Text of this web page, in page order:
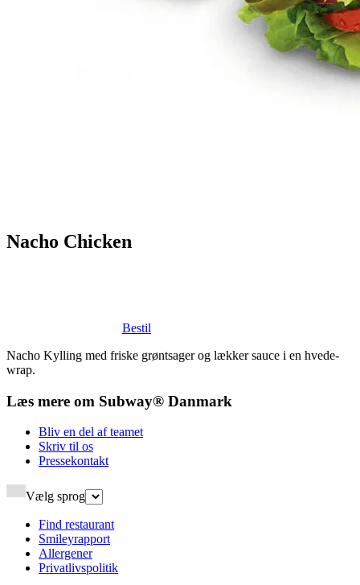
Nacho Chicken​​​​‌ ‍ ​‍​‍‌‍ ‌ ​‍‌‍‍‌‌‍‌ ‌‍‍‌‌‍ ‍​‍​‍​ ‍‍​‍​‍‌ ​ ‌‍​‌‌‍ ‍‌‍‍‌‌ ‌​‌ ‍‌​‍ ‍‌‍‍‌‌‍ ​‍​‍​‍ ​​‍​‍‌‍‍​‌ ​‍‌‍‌‌‌‍‌‍​‍​‍​ ‍‍​‍​‍‌‍‍​‌ ‌​‌ ‌​‌ ​​‌ ​ ​ ‍‍​‍ ​‍ ‌‍ ‍‌‍ ‌ ​‍‌‍‌​‌‍‍‌‌‍​ ​‍ ‌‌‍​‍‌‍‍‌‌ ‌​‌‍‌‌‌ ​ ​‍ ‌‌‍‌ ‌ ​‍‌‍ ‌ ‌‌‌ ​​​‍ ‌‌ ​ ‌ ‌​‌ ‌‌‌‍‌​‌‍‍‌‌‍ ​‍ ‍‌ ‌‍‌‍‌‌‌ ​‍‌‍​ ‌‍‌‌‌‍ ​​‍ ‍‌‍​‌‌ ​​‌ ​​​‍ ‌‍‍‌‌‍ ‍‌ ‌​‌‍‌‌‌‍ ‍‌ ‌​​‍ ‌‍‌‌‌‍‌​‌‍‍‌‌ ‌​​‍ ‌‍ ‌‌‍ ‌‍‌​‌‍‌‌​ ‌‌ ​​‌ ​‍‌‍‌‌‌ ​ ‌‍‌‌‌‍ ‍‌ ‌​‌‍​‌‌ ‌​‌‍‍‌‌‍ ‌‍ ‍​ ‍ ‌‍‍‌‌‍‌​​ ‌​ ‌‌​ ‍​​ ​ ‌‍‌​‌‍​ ​ ‌​‌‍‌​‌‍‌‍​‍ ‌‌‍​ ​ ‌‍‌‍​ ​ ​‌​‍ ‌​ ‌​​ ‌ ​ ‌‌​ ‌​​‍ ‌‌‍​‌​ ‌ ‌‍​‍​ ​‍​‍ ‌​ ‌ ‌‍‌​‌‍‌‍​ ​‌​ ​‌​ ​‌​ ‍‌‌‍‌​‌‍​ ‌‍​ ‌‍‌​​ ​‌​ ‍ ‌ ‌​‌ ‍‌‌ ​​‌‍‌‌​ ‌‌ ​​‌ ​‍‌‍ ‌‍‌​‌ ‌‌‌‍​ ‌ ‌​​ ‍ ‌ ​​‌‍​‌‌ ‌​‌‍‍​​ ‌‌‍ ‍‌‍​‌‌‍ ‌‌‍‌‌​‍‌‌​ ‌‌‌​​‍‌‌ ‌‍‍ ‌‍‌‌‌ ‍‌​‍‌‌​ ​ ‌​‌​​‍‌‌​ ​ ‌​‌​​‍‌‌​ ​‍​ ​‍‌‍‌​‌‍​‌​‍‌‌​ ​‍​ ​‍​‍‌‌​ ‌‌‌​‌​​‍ ‍‌ ‌‍‌‍​‌‌‍ ​‌ ‌‌‌‍‌‌​ ‌‍​‍‌‍​‌‌ ​ ‌‍‌‌‌‌‌‌‌ ​‍‌‍ ​​ ‌‌‍‍​‌ ‌​‌ ‌​‌ ​​‌ ​ ​‍‌‌​ ​ ‌​​‌​‍‌‌​ ​‍‌​‌‍​‍‌‌​ ​‍‌​‌‍‌‍ ‍‌‍ ‌ ​‍‌‍‌​‌‍‍‌‌‍​ ​‍ ‌‌‍​‍‌‍‍‌‌ ‌​‌‍‌‌‌ ​ ​‍ ‌‌‍‌ ‌ ​‍‌‍ ‌ ‌‌‌ ​​​‍ ‌‌ ​ ‌ ‌​‌ ‌‌‌‍‌​‌‍‍‌‌‍ ​‍ ‍‌ ‌‍‌‍‌‌‌ ​‍‌‍​ ‌‍‌‌‌‍ ​​‍ ‍‌‍​‌‌ ​​‌ ​​​‍‌‍‌‍‍‌‌‍‌​​ ‌​ ‌‌​ ‍​​ ​ ‌‍‌​‌‍​ ​ ‌​‌‍‌​‌‍‌‍​‍ ‌‌‍​ ​ ‌‍‌‍​ ​ ​‌​‍ ‌​ ‌​​ ‌ ​ ‌‌​ ‌​​‍ ‌‌‍​‌​ ‌ ‌‍​‍​ ​‍​‍ ‌​ ‌ ‌‍‌​‌‍‌‍​ ​‌​ ​‌​ ​‌​ ‍‌‌‍‌​‌‍​ ‌‍​ ‌‍‌​​ ​‌​‍‌‍‌ ‌​‌ ‍‌‌ ​​‌‍‌‌​ ‌‌ ​​‌ ​‍‌‍ ‌‍‌​‌ ‌‌‌‍​ ‌ ‌​​‍‌‍‌ ​​‌‍​‌‌ ‌​‌‍‍​​ ‌‌‍ ‍‌‍​‌‌‍ ‌‌‍‌‌​‍‌‌​ ‌‌‌​​‍‌‌ ‌‍‍ ‌‍‌‌‌ ‍‌​‍‌‌​ ​ ‌​‌​​‍‌‌​ ​ ‌​‌​​‍‌‌​ ​‍​ ​‍‌‍‌​‌‍​‌​‍‌‌​ ​‍​ ​‍​‍‌‌​ ‌‌‌​‌​​‍ ‍‌ ‌‍‌‍​‌‌‍ ​‌ ‌‌‌‍‌‌​‍‌‍‌ ​​‌‍‌‌‌ ​‍‌ ​ ‌ ​​‌‍‌‌‌‍​ ‌ ‌​‌‍‍‌‌ ‌‍‌‍‌‌​ ‌‌ ​​‌ ‌‌‌‍​‍‌‍ ​‌‍‍‌‌ ​ ‌‍‍​‌‍‌‌‌‍‌​​‍​‍‌ ‌
Bestil
Nacho Kylling med friske grøntsager og lækker sauce i en hvede-
wrap.​​​​‌ ‍ ​‍​‍‌‍ ‌ ​‍‌‍‍‌‌‍‌ ‌‍‍‌‌‍ ‍​‍​‍​ ‍‍​‍​‍‌ ​ ‌‍​‌‌‍ ‍‌‍‍‌‌ ‌​‌ ‍‌​‍ ‍‌‍‍‌‌‍ ​‍​‍​‍ ​​‍​‍‌‍‍​‌ ​‍‌‍‌‌‌‍‌‍​‍​‍​ ‍‍​‍​‍‌‍‍​‌ ‌​‌ ‌​‌ ​​‌ ​ ​ ‍‍​‍ ​‍ ‌‍ ‍‌‍ ‌ ​‍‌‍‌​‌‍‍‌‌‍​ ​‍ ‌‌‍​‍‌‍‍‌‌ ‌​‌‍‌‌‌ ​ ​‍ ‌‌‍‌ ‌ ​‍‌‍ ‌ ‌‌‌ ​​​‍ ‌‌ ​ ‌ ‌​‌ ‌‌‌‍‌​‌‍‍‌‌‍ ​‍ ‍‌ ‌‍‌‍‌‌‌ ​‍‌‍​ ‌‍‌‌‌‍ ​​‍ ‍‌‍​‌‌ ​​‌ ​​​‍ ‌‍‍‌‌‍ ‍‌ ‌​‌‍‌‌‌‍ ‍‌ ‌​​‍ ‌‍‌‌‌‍‌​‌‍‍‌‌ ‌​​‍ ‌‍ ‌‌‍ ‌‍‌​‌‍‌‌​ ‌‌ ​​‌ ​‍‌‍‌‌‌ ​ ‌‍‌‌‌‍ ‍‌ ‌​‌‍​‌‌ ‌​‌‍‍‌‌‍ ‌‍ ‍​ ‍ ‌‍‍‌‌‍‌​​ ‌​ ‌‌​ ‍​​ ​ ‌‍‌​‌‍​ ​ ‌​‌‍‌​‌‍‌‍​‍ ‌‌‍​ ​ ‌‍‌‍​ ​ ​‌​‍ ‌​ ‌​​ ‌ ​ ‌‌​ ‌​​‍ ‌‌‍​‌​ ‌ ‌‍​‍​ ​‍​‍ ‌​ ‌ ‌‍‌​‌‍‌‍​ ​‌​ ​‌​ ​‌​ ‍‌‌‍‌​‌‍​ ‌‍​ ‌‍‌​​ ​‌​ ‍ ‌ ‌​‌ ‍‌‌ ​​‌‍‌‌​ ‌‌ ​​‌ ​‍‌‍ ‌‍‌​‌ ‌‌‌‍​ ‌ ‌​​ ‍ ‌ ​​‌‍​‌‌ ‌​‌‍‍​​ ‌‌‍‌​‌‍‌‌‌ ​ ‌‍​ ‌ ​‍‌‍‍‌‌ ​​‌ ‌​‌‍‍‌‌‍ ‌‍ ‍​‍‌‌​ ‌‌‌​​‍‌‌ ‌‍‍ ‌‍‌‌‌ ‍‌​‍‌‌​ ​ ‌​‌​​‍‌‌​ ​ ‌​‌​​‍‌‌​ ​‍​ ​‍‌‍‌​‌‍​‌​‍‌‌​ ​‍​ ​‍​‍‌‌​ ‌‌‌​‌​​‍ ‍‌ ‌‍‌‍​‌‌‍ ​‌ ‌‌‌‍‌‌​‍ ‍‌ ‌‍‌‍​‌‌‍ ​‌ ‌‌‌‍‌‌​‍‌‌​ ‌‌‌​​‍‌‌ ‌‍‍ ‌‍‌‌‌ ‍‌​‍‌‌​ ​ ‌​‌​​‍‌‌​ ​ ‌​‌​​‍‌‌​ ​‍​ ​‍​ ‌​​ ‌‌‌‍‌​​ ‌‍​ ‍‌​ ‌‌‌‍​‍​ ‌‌​ ‍‌‌‍​ ​ ​​​ ​ ​‍‌‌​ ​‍​ ​‍​‍‌‌​ ‌‌‌​‌​​‍ ‍‌‍​ ‌‍‍​‌‍‍‌‌‍ ​‌‍‌​‌ ​‍‌‍‌‌‌‍ ‍​‍‌‌​ ‌‌‌​​‍‌‌ ‌‍‍ ‌‍‌‌‌ ‍‌​‍‌‌​ ​ ‌​‌​​‍‌‌​ ​ ‌​‌​​‍‌‌​ ​‍​ ​‍‌‍​ ‌‍‌​​ ​​​ ‌‌‌‍​‍​ ‌ ‌‍​ ​ ‌​​ ​​‌‍​ ‌‍​ ‌‍​ ​‍‌‌​ ​‍​ ​‍​‍‌‌​ ‌‌‌​‌​​‍ ‍‌ ‌​‌‍‌‌‌ ‍​‌ ‌​​ ‌‍​‍‌‍​‌‌ ​ ‌‍‌‌‌‌‌‌‌ ​‍‌‍ ​​ ‌‌‍‍​‌ ‌​‌ ‌​‌ ​​‌ ​ ​‍‌‌​ ​ ‌​​‌​‍‌‌​ ​‍‌​‌‍​‍‌‌​ ​‍‌​‌‍‌‍ ‍‌‍ ‌ ​‍‌‍‌​‌‍‍‌‌‍​ ​‍ ‌‌‍​‍‌‍‍‌‌ ‌​‌‍‌‌‌ ​ ​‍ ‌‌‍‌ ‌ ​‍‌‍ ‌ ‌‌‌ ​​​‍ ‌‌ ​ ‌ ‌​‌ ‌‌‌‍‌​‌‍‍‌‌‍ ​‍ ‍‌ ‌‍‌‍‌‌‌ ​‍‌‍​ ‌‍‌‌‌‍ ​​‍ ‍‌‍​‌‌ ​​‌ ​​​‍‌‍‌‍‍‌‌‍‌​​ ‌​ ‌‌​ ‍​​ ​ ‌‍‌​‌‍​ ​ ‌​‌‍‌​‌‍‌‍​‍ ‌‌‍​ ​ ‌‍‌‍​ ​ ​‌​‍ ‌​ ‌​​ ‌ ​ ‌‌​ ‌​​‍ ‌‌‍​‌​ ‌ ‌‍​‍​ ​‍​‍ ‌​ ‌ ‌‍‌​‌‍‌‍​ ​‌​ ​‌​ ​‌​ ‍‌‌‍‌​‌‍​ ‌‍​ ‌‍‌​​ ​‌​‍‌‍‌ ‌​‌ ‍‌‌ ​​‌‍‌‌​ ‌‌ ​​‌ ​‍‌‍ ‌‍‌​‌ ‌‌‌‍​ ‌ ‌​​‍‌‍‌ ​​‌‍​‌‌ ‌​‌‍‍​​ ‌‌‍‌​‌‍‌‌‌ ​ ‌‍​ ‌ ​‍‌‍‍‌‌ ​​‌ ‌​‌‍‍‌‌‍ ‌‍ ‍​‍‌‌​ ‌‌‌​​‍‌‌ ‌‍‍ ‌‍‌‌‌ ‍‌​‍‌‌​ ​ ‌​‌​​‍‌‌​ ​ ‌​‌​​‍‌‌​ ​‍​ ​‍‌‍‌​‌‍​‌​‍‌‌​ ​‍​ ​‍​‍‌‌​ ‌‌‌​‌​​‍ ‍‌ ‌‍‌‍​‌‌‍ ​‌ ‌‌‌‍‌‌​‍ ‍‌ ‌‍‌‍​‌‌‍ ​‌ ‌‌‌‍‌‌​‍‌‌​ ‌‌‌​​‍‌‌ ‌‍‍ ‌‍‌‌‌ ‍‌​‍‌‌​ ​ ‌​‌​​‍‌‌​ ​ ‌​‌​​‍‌‌​ ​‍​ ​‍​ ‌​​ ‌‌‌‍‌​​ ‌‍​ ‍‌​ ‌‌‌‍​‍​ ‌‌​ ‍‌‌‍​ ​ ​​​ ​ ​‍‌‌​ ​‍​ ​‍​‍‌‌​ ‌‌‌​‌​​‍ ‍‌‍​ ‌‍‍​‌‍‍‌‌‍ ​‌‍‌​‌ ​‍‌‍‌‌‌‍ ‍​‍‌‌​ ‌‌‌​​‍‌‌ ‌‍‍ ‌‍‌‌‌ ‍‌​‍‌‌​ ​ ‌​‌​​‍‌‌​ ​ ‌​‌​​‍‌‌​ ​‍​ ​‍‌‍​ ‌‍‌​​ ​​​ ‌‌‌‍​‍​ ‌ ‌‍​ ​ ‌​​ ​​‌‍​ ‌‍​ ‌‍​ ​‍‌‌​ ​‍​ ​‍​‍‌‌​ ‌‌‌​‌​​‍ ‍‌ ‌​‌‍‌‌‌ ‍​‌ ‌​​‍‌‍‌ ​​‌‍‌‌‌ ​‍‌ ​ ‌ ​​‌‍‌‌‌‍​ ‌ ‌​‌‍‍‌‌ ‌‍‌‍‌‌​ ‌‌ ​​‌ ‌‌‌‍​‍‌‍ ​‌‍‍‌‌ ​ ‌‍‍​‌‍‌‌‌‍‌​​‍​‍‌ ‌
Læs mere om Subway® Danmark​​​​‌ ‍ ​‍​‍‌‍ ‌ ​‍‌‍‍‌‌‍‌ ‌‍‍‌‌‍ ‍​‍​‍​ ‍‍​‍​‍‌ ​ ‌‍​‌‌‍ ‍‌‍‍‌‌ ‌​‌ ‍‌​‍ ‍‌‍‍‌‌‍ ​‍​‍​‍ ​​‍​‍‌‍‍​‌ ​‍‌‍‌‌‌‍‌‍​‍​‍​ ‍‍​‍​‍‌‍‍​‌ ‌​‌ ‌​‌ ​​‌ ​ ​ ‍‍​‍ ​‍ ‌‍ ‍‌‍ ‌ ​‍‌‍‌​‌‍‍‌‌‍​ ​‍ ‌‌‍​‍‌‍‍‌‌ ‌​‌‍‌‌‌ ​ ​‍ ‌‌‍‌ ‌ ​‍‌‍ ‌ ‌‌‌ ​​​‍ ‌‌ ​ ‌ ‌​‌ ‌‌‌‍‌​‌‍‍‌‌‍ ​‍ ‍‌ ‌‍‌‍‌‌‌ ​‍‌‍​ ‌‍‌‌‌‍ ​​‍ ‍‌‍​‌‌ ​​‌ ​​​‍ ‌‍‍‌‌‍ ‍‌ ‌​‌‍‌‌‌‍ ‍‌ ‌​​‍ ‌‍‌‌‌‍‌​‌‍‍‌‌ ‌​​‍ ‌‍ ‌‌‍ ‌‍‌​‌‍‌‌​ ‌‌ ​​‌ ​‍‌‍‌‌‌ ​ ‌‍‌‌‌‍ ‍‌ ‌​‌‍​‌‌ ‌​‌‍‍‌‌‍ ‌‍ ‍​ ‍ ‌‍‍‌‌‍‌​​ ‌​ ‌‍​ ​ ‌‍‌​​ ‌‌​ ​ ‌‍​‍​ ​‌​ ​​​‍ ‌​ ​‍​ ​‌​ ‌‌​ ​​​‍ ‌​ ‌​‌‍​ ‌‍​ ​ ​​​‍ ‌​ ‍​‌‍‌‌​ ‍‌​ ​‍​‍ ‌​ ‌ ‌‍‌‌​ ​‍​ ​‌​ ​‍​ ​ ​ ​ ‌‍‌‍‌‍​‍​ ‌‌​ ‍​‌‍​‌​ ‍ ‌ ‌​‌ ‍‌‌ ​​‌‍‌‌​ ‌‌ ‌ ‌‍‌‌‌‍​‍‌ ​ ‌‍‍‌‌ ‌​‌‍‌‌‌​‌‍‌‍ ‌‍ ‌ ‌​‌‍‌‌‌ ​‍​ ‍ ‌ ​​‌‍​‌‌ ‌​‌‍‍​​ ‌‌ ‌​‌‍‍‌‌ ‌​‌‍ ​‌‍‌‌​‍‌‌​ ‌‌‌​​‍‌‌ ‌‍‍ ‌‍‌‌‌ ‍‌​‍‌‌​ ​ ‌​‌​​‍‌‌​ ​ ‌​‌​​‍‌‌​ ​‍​ ​‍‌‍‌​‌‍​‌​‍‌‌​ ​‍​ ​‍​‍‌‌​ ‌‌‌​‌​​‍ ‍‌ ‌‍‌‍​‌‌‍ ​‌ ‌‌‌‍‌‌​ ‌‍​‍‌‍​‌‌ ​ ‌‍‌‌‌‌‌‌‌ ​‍‌‍ ​​ ‌‌‍‍​‌ ‌​‌ ‌​‌ ​​‌ ​ ​‍‌‌​ ​ ‌​​‌​‍‌‌​ ​‍‌​‌‍​‍‌‌​ ​‍‌​‌‍‌‍ ‍‌‍ ‌ ​‍‌‍‌​‌‍‍‌‌‍​ ​‍ ‌‌‍​‍‌‍‍‌‌ ‌​‌‍‌‌‌ ​ ​‍ ‌‌‍‌ ‌ ​‍‌‍ ‌ ‌‌‌ ​​​‍ ‌‌ ​ ‌ ‌​‌ ‌‌‌‍‌​‌‍‍‌‌‍ ​‍ ‍‌ ‌‍‌‍‌‌‌ ​‍‌‍​ ‌‍‌‌‌‍ ​​‍ ‍‌‍​‌‌ ​​‌ ​​​‍‌‍‌‍‍‌‌‍‌​​ ‌​ ‌‍​ ​ ‌‍‌​​ ‌‌​ ​ ‌‍​‍​ ​‌​ ​​​‍ ‌​ ​‍​ ​‌​ ‌‌​ ​​​‍ ‌​ ‌​‌‍​ ‌‍​ ​ ​​​‍ ‌​ ‍​‌‍‌‌​ ‍‌​ ​‍​‍ ‌​ ‌ ‌‍‌‌​ ​‍​ ​‌​ ​‍​ ​ ​ ​ ‌‍‌‍‌‍​‍​ ‌‌​ ‍​‌‍​‌​‍‌‍‌ ‌​‌ ‍‌‌ ​​‌‍‌‌​ ‌‌ ‌ ‌‍‌‌‌‍​‍‌ ​ ‌‍‍‌‌ ‌​‌‍‌‌‌​‌‍‌‍ ‌‍ ‌ ‌​‌‍‌‌‌ ​‍​‍‌‍‌ ​​‌‍​‌‌ ‌​‌‍‍​​ ‌‌ ‌​‌‍‍‌‌ ‌​‌‍ ​‌‍‌‌​‍‌‌​ ‌‌‌​​‍‌‌ ‌‍‍ ‌‍‌‌‌ ‍‌​‍‌‌​ ​ ‌​‌​​‍‌‌​ ​ ‌​‌​​‍‌‌​ ​‍​ ​‍‌‍‌​‌‍​‌​‍‌‌​ ​‍​ ​‍​‍‌‌​ ‌‌‌​‌​​‍ ‍‌ ‌‍‌‍​‌‌‍ ​‌ ‌‌‌‍‌‌​‍‌‍‌ ​​‌‍‌‌‌ ​‍‌ ​ ‌ ​​‌‍‌‌‌‍​ ‌ ‌​‌‍‍‌‌ ‌‍‌‍‌‌​ ‌‌ ​​‌ ‌‌‌‍​‍‌‍ ​‌‍‍‌‌ ​ ‌‍‍​‌‍‌‌‌‍‌​​‍​‍‌ ‌
Bliv en del af teamet​​​​‌ ‍ ​‍​‍‌‍ ‌ ​‍‌‍‍‌‌‍‌ ‌‍‍‌‌‍ ‍​‍​‍​ ‍‍​‍​‍‌ ​ ‌‍​‌‌‍ ‍‌‍‍‌‌ ‌​‌ ‍‌​‍ ‍‌‍‍‌‌‍ ​‍​‍​‍ ​​‍​‍‌‍‍​‌ ​‍‌‍‌‌‌‍‌‍​‍​‍​ ‍‍​‍​‍‌‍‍​‌ ‌​‌ ‌​‌ ​​‌ ​ ​ ‍‍​‍ ​‍ ‌‍ ‍‌‍ ‌ ​‍‌‍‌​‌‍‍‌‌‍​ ​‍ ‌‌‍​‍‌‍‍‌‌ ‌​‌‍‌‌‌ ​ ​‍ ‌‌‍‌ ‌ ​‍‌‍ ‌ ‌‌‌ ​​​‍ ‌‌ ​ ‌ ‌​‌ ‌‌‌‍‌​‌‍‍‌‌‍ ​‍ ‍‌ ‌‍‌‍‌‌‌ ​‍‌‍​ ‌‍‌‌‌‍ ​​‍ ‍‌‍​‌‌ ​​‌ ​​​‍ ‌‍‍‌‌‍ ‍‌ ‌​‌‍‌‌‌‍ ‍‌ ‌​​‍ ‌‍‌‌‌‍‌​‌‍‍‌‌ ‌​​‍ ‌‍ ‌‌‍ ‌‍‌​‌‍‌‌​ ‌‌ ​​‌ ​‍‌‍‌‌‌ ​ ‌‍‌‌‌‍ ‍‌ ‌​‌‍​‌‌ ‌​‌‍‍‌‌‍ ‌‍ ‍​ ‍ ‌‍‍‌‌‍‌​​ ‌‌‍‌​​ ‍​​ ​​‌‍‌​​ ​‌‌‍‌‍‌‍​‌​ ‌ ​‍ ‌‌‍​‌​ ​‍​ ‍​​ ‍‌​‍ ‌​ ‌​‌‍‌‌​ ​ ​ ​‌​‍ ‌‌‍​‍​ ​‌‌‍‌​​ ‌‍​‍ ‌​ ‌‍​ ‌​​ ‌‍​ ​‍​ ‌‍​ ‌‌​ ‍​​ ‌ ​ ‌‌​ ​‍​ ‌‍​ ‌‌​ ‍ ‌ ‌​‌ ‍‌‌ ​​‌‍‌‌​ ‌‌ ‌ ‌‍‌‌‌‍​‍‌ ​ ‌‍‍‌‌ ‌​‌‍‌‌‌​ ‍‌‍​‌‌ ‌‍‌‍‍‌‌‍‌ ‌‍​‌‌ ‌​‌‍‍‌‌‍ ‌‍ ‍‌​‍‌‌ ‌​‌‍‌‌‌‍ ‌​ ‍ ‌ ​​‌‍​‌‌ ‌​‌‍‍​​ ‌‌‍ ​‌‍​‌‌‍​‍‌‍‌‌‌‍ ​​‍‌‌​ ‌‌‌​​‍‌‌ ‌‍‍ ‌‍‌‌‌ ‍‌​‍‌‌​ ​ ‌​‌​​‍‌‌​ ​ ‌​‌​​‍‌‌​ ​‍​ ​‍‌‍‌​‌‍​‌​‍‌‌​ ​‍​ ​‍​‍‌‌​ ‌‌‌​‌​​‍ ‍‌ ‌‍‌‍​‌‌‍ ​‌ ‌‌‌‍‌‌​ ‌‍​‍‌‍​‌‌ ​ ‌‍‌‌‌‌‌‌‌ ​‍‌‍ ​​ ‌‌‍‍​‌ ‌​‌ ‌​‌ ​​‌ ​ ​‍‌‌​ ​ ‌​​‌​‍‌‌​ ​‍‌​‌‍​‍‌‌​ ​‍‌​‌‍‌‍ ‍‌‍ ‌ ​‍‌‍‌​‌‍‍‌‌‍​ ​‍ ‌‌‍​‍‌‍‍‌‌ ‌​‌‍‌‌‌ ​ ​‍ ‌‌‍‌ ‌ ​‍‌‍ ‌ ‌‌‌ ​​​‍ ‌‌ ​ ‌ ‌​‌ ‌‌‌‍‌​‌‍‍‌‌‍ ​‍ ‍‌ ‌‍‌‍‌‌‌ ​‍‌‍​ ‌‍‌‌‌‍ ​​‍ ‍‌‍​‌‌ ​​‌ ​​​‍‌‍‌‍‍‌‌‍‌​​ ‌‌‍‌​​ ‍​​ ​​‌‍‌​​ ​‌‌‍‌‍‌‍​‌​ ‌ ​‍ ‌‌‍​‌​ ​‍​ ‍​​ ‍‌​‍ ‌​ ‌​‌‍‌‌​ ​ ​ ​‌​‍ ‌‌‍​‍​ ​‌‌‍‌​​ ‌‍​‍ ‌​ ‌‍​ ‌​​ ‌‍​ ​‍​ ‌‍​ ‌‌​ ‍​​ ‌ ​ ‌‌​ ​‍​ ‌‍​ ‌‌​‍‌‍‌ ‌​‌ ‍‌‌ ​​‌‍‌‌​ ‌‌ ‌ ‌‍‌‌‌‍​‍‌ ​ ‌‍‍‌‌ ‌​‌‍‌‌‌​ ‍‌‍​‌‌ ‌‍‌‍‍‌‌‍‌ ‌‍​‌‌ ‌​‌‍‍‌‌‍ ‌‍ ‍‌​‍‌‌ ‌​‌‍‌‌‌‍ ‌​‍‌‍‌ ​​‌‍​‌‌ ‌​‌‍‍​​ ‌‌‍ ​‌‍​‌‌‍​‍‌‍‌‌‌‍ ​​‍‌‌​ ‌‌‌​​‍‌‌ ‌‍‍ ‌‍‌‌‌ ‍‌​‍‌‌​ ​ ‌​‌​​‍‌‌​ ​ ‌​‌​​‍‌‌​ ​‍​ ​‍‌‍‌​‌‍​‌​‍‌‌​ ​‍​ ​‍​‍‌‌​ ‌‌‌​‌​​‍ ‍‌ ‌‍‌‍​‌‌‍ ​‌ ‌‌‌‍‌‌​‍‌‍‌ ​​‌‍‌‌‌ ​‍‌ ​ ‌ ​​‌‍‌‌‌‍​ ‌ ‌​‌‍‍‌‌ ‌‍‌‍‌‌​ ‌‌ ​​‌ ‌‌‌‍​‍‌‍ ​‌‍‍‌‌ ​ ‌‍‍​‌‍‌‌‌‍‌​​‍​‍‌ ‌
Skriv til os​​​​‌ ‍ ​‍​‍‌‍ ‌ ​‍‌‍‍‌‌‍‌ ‌‍‍‌‌‍ ‍​‍​‍​ ‍‍​‍​‍‌ ​ ‌‍​‌‌‍ ‍‌‍‍‌‌ ‌​‌ ‍‌​‍ ‍‌‍‍‌‌‍ ​‍​‍​‍ ​​‍​‍‌‍‍​‌ ​‍‌‍‌‌‌‍‌‍​‍​‍​ ‍‍​‍​‍‌‍‍​‌ ‌​‌ ‌​‌ ​​‌ ​ ​ ‍‍​‍ ​‍ ‌‍ ‍‌‍ ‌ ​‍‌‍‌​‌‍‍‌‌‍​ ​‍ ‌‌‍​‍‌‍‍‌‌ ‌​‌‍‌‌‌ ​ ​‍ ‌‌‍‌ ‌ ​‍‌‍ ‌ ‌‌‌ ​​​‍ ‌‌ ​ ‌ ‌​‌ ‌‌‌‍‌​‌‍‍‌‌‍ ​‍ ‍‌ ‌‍‌‍‌‌‌ ​‍‌‍​ ‌‍‌‌‌‍ ​​‍ ‍‌‍​‌‌ ​​‌ ​​​‍ ‌‍‍‌‌‍ ‍‌ ‌​‌‍‌‌‌‍ ‍‌ ‌​​‍ ‌‍‌‌‌‍‌​‌‍‍‌‌ ‌​​‍ ‌‍ ‌‌‍ ‌‍‌​‌‍‌‌​ ‌‌ ​​‌ ​‍‌‍‌‌‌ ​ ‌‍‌‌‌‍ ‍‌ ‌​‌‍​‌‌ ‌​‌‍‍‌‌‍ ‌‍ ‍​ ‍ ‌‍‍‌‌‍‌​​ ‌‌‍​‍​ ‌ ​ ​‍‌‍‌‍​ ​​‌‍​‌​ ​‍​ ‌‍​‍ ‌​ ​​‌‍​ ​ ‌ ​ ​‍​‍ ‌​ ‌​‌‍‌​​ ‌ ​ ‌‍​‍ ‌‌‍​‍​ ‌​​ ‌ ‌‍‌‌​‍ ‌​ ​ ​ ‍‌‌‍​‌‌‍‌‍‌‍​‌​ ​‍​ ​‍‌‍​ ‌‍‌‍‌‍‌‍​ ‌‍​ ​‌​ ‍ ‌ ‌​‌ ‍‌‌ ​​‌‍‌‌​ ‌‌ ‌ ‌‍‌‌‌‍​‍‌ ​ ‌‍‍‌‌ ‌​‌‍‌‌‌​ ‍‌‍​‌‌ ‌‍‌‍‍‌‌‍‌ ‌‍​‌‌ ‌​‌‍‍‌‌‍ ‌‍ ‍‌​‍‌‌ ‌​‌‍‌‌‌‍ ‌​ ‍ ‌ ​​‌‍​‌‌ ‌​‌‍‍​​ ‌‌‍ ​‌‍​‌‌‍​‍‌‍‌‌‌‍ ​​‍‌‌​ ‌‌‌​​‍‌‌ ‌‍‍ ‌‍‌‌‌ ‍‌​‍‌‌​ ​ ‌​‌​​‍‌‌​ ​ ‌​‌​​‍‌‌​ ​‍​ ​‍‌‍‌​‌‍​‌​‍‌‌​ ​‍​ ​‍​‍‌‌​ ‌‌‌​‌​​‍ ‍‌ ‌‍‌‍​‌‌‍ ​‌ ‌‌‌‍‌‌​ ‌‍​‍‌‍​‌‌ ​ ‌‍‌‌‌‌‌‌‌ ​‍‌‍ ​​ ‌‌‍‍​‌ ‌​‌ ‌​‌ ​​‌ ​ ​‍‌‌​ ​ ‌​​‌​‍‌‌​ ​‍‌​‌‍​‍‌‌​ ​‍‌​‌‍‌‍ ‍‌‍ ‌ ​‍‌‍‌​‌‍‍‌‌‍​ ​‍ ‌‌‍​‍‌‍‍‌‌ ‌​‌‍‌‌‌ ​ ​‍ ‌‌‍‌ ‌ ​‍‌‍ ‌ ‌‌‌ ​​​‍ ‌‌ ​ ‌ ‌​‌ ‌‌‌‍‌​‌‍‍‌‌‍ ​‍ ‍‌ ‌‍‌‍‌‌‌ ​‍‌‍​ ‌‍‌‌‌‍ ​​‍ ‍‌‍​‌‌ ​​‌ ​​​‍‌‍‌‍‍‌‌‍‌​​ ‌‌‍​‍​ ‌ ​ ​‍‌‍‌‍​ ​​‌‍​‌​ ​‍​ ‌‍​‍ ‌​ ​​‌‍​ ​ ‌ ​ ​‍​‍ ‌​ ‌​‌‍‌​​ ‌ ​ ‌‍​‍ ‌‌‍​‍​ ‌​​ ‌ ‌‍‌‌​‍ ‌​ ​ ​ ‍‌‌‍​‌‌‍‌‍‌‍​‌​ ​‍​ ​‍‌‍​ ‌‍‌‍‌‍‌‍​ ‌‍​ ​‌​‍‌‍‌ ‌​‌ ‍‌‌ ​​‌‍‌‌​ ‌‌ ‌ ‌‍‌‌‌‍​‍‌ ​ ‌‍‍‌‌ ‌​‌‍‌‌‌​ ‍‌‍​‌‌ ‌‍‌‍‍‌‌‍‌ ‌‍​‌‌ ‌​‌‍‍‌‌‍ ‌‍ ‍‌​‍‌‌ ‌​‌‍‌‌‌‍ ‌​‍‌‍‌ ​​‌‍​‌‌ ‌​‌‍‍​​ ‌‌‍ ​‌‍​‌‌‍​‍‌‍‌‌‌‍ ​​‍‌‌​ ‌‌‌​​‍‌‌ ‌‍‍ ‌‍‌‌‌ ‍‌​‍‌‌​ ​ ‌​‌​​‍‌‌​ ​ ‌​‌​​‍‌‌​ ​‍​ ​‍‌‍‌​‌‍​‌​‍‌‌​ ​‍​ ​‍​‍‌‌​ ‌‌‌​‌​​‍ ‍‌ ‌‍‌‍​‌‌‍ ​‌ ‌‌‌‍‌‌​‍‌‍‌ ​​‌‍‌‌‌ ​‍‌ ​ ‌ ​​‌‍‌‌‌‍​ ‌ ‌​‌‍‍‌‌ ‌‍‌‍‌‌​ ‌‌ ​​‌ ‌‌‌‍​‍‌‍ ​‌‍‍‌‌ ​ ‌‍‍​‌‍‌‌‌‍‌​​‍​‍‌ ‌
Pressekontakt​​​​‌ ‍ ​‍​‍‌‍ ‌ ​‍‌‍‍‌‌‍‌ ‌‍‍‌‌‍ ‍​‍​‍​ ‍‍​‍​‍‌ ​ ‌‍​‌‌‍ ‍‌‍‍‌‌ ‌​‌ ‍‌​‍ ‍‌‍‍‌‌‍ ​‍​‍​‍ ​​‍​‍‌‍‍​‌ ​‍‌‍‌‌‌‍‌‍​‍​‍​ ‍‍​‍​‍‌‍‍​‌ ‌​‌ ‌​‌ ​​‌ ​ ​ ‍‍​‍ ​‍ ‌‍ ‍‌‍ ‌ ​‍‌‍‌​‌‍‍‌‌‍​ ​‍ ‌‌‍​‍‌‍‍‌‌ ‌​‌‍‌‌‌ ​ ​‍ ‌‌‍‌ ‌ ​‍‌‍ ‌ ‌‌‌ ​​​‍ ‌‌ ​ ‌ ‌​‌ ‌‌‌‍‌​‌‍‍‌‌‍ ​‍ ‍‌ ‌‍‌‍‌‌‌ ​‍‌‍​ ‌‍‌‌‌‍ ​​‍ ‍‌‍​‌‌ ​​‌ ​​​‍ ‌‍‍‌‌‍ ‍‌ ‌​‌‍‌‌‌‍ ‍‌ ‌​​‍ ‌‍‌‌‌‍‌​‌‍‍‌‌ ‌​​‍ ‌‍ ‌‌‍ ‌‍‌​‌‍‌‌​ ‌‌ ​​‌ ​‍‌‍‌‌‌ ​ ‌‍‌‌‌‍ ‍‌ ‌​‌‍​‌‌ ‌​‌‍‍‌‌‍ ‌‍ ‍​ ‍ ‌‍‍‌‌‍‌​​ ‌​ ‌‍​ ‌​​ ​ ‌‍‌​​ ‍‌​ ‍‌​ ‌‌‌‍‌‍​‍ ‌​ ​​‌‍‌‍‌‍​‌​ ‌‍​‍ ‌​ ‌​‌‍‌‍​ ‌‌​ ‌​​‍ ‌‌‍​‌​ ​ ​ ​‍​ ‌ ​‍ ‌​ ​‍‌‍‌‌‌‍‌‍‌‍​‌​ ​‍​ ​‍​ ​ ​ ‌ ‌‍‌‌​ ​​​ ​​​ ‌ ​ ‍ ‌ ‌​‌ ‍‌‌ ​​‌‍‌‌​ ‌‌ ‌ ‌‍‌‌‌‍​‍‌ ​ ‌‍‍‌‌ ‌​‌‍‌‌‌​ ‍‌‍​‌‌ ‌‍‌‍‍‌‌‍‌ ‌‍​‌‌ ‌​‌‍‍‌‌‍ ‌‍ ‍‌​‍‌‌ ‌​‌‍‌‌‌‍ ‌​ ‍ ‌ ​​‌‍​‌‌ ‌​‌‍‍​​ ‌‌‍ ​‌‍​‌‌‍​‍‌‍‌‌‌‍ ​​‍‌‌​ ‌‌‌​​‍‌‌ ‌‍‍ ‌‍‌‌‌ ‍‌​‍‌‌​ ​ ‌​‌​​‍‌‌​ ​ ‌​‌​​‍‌‌​ ​‍​ ​‍‌‍‌​‌‍​‌​‍‌‌​ ​‍​ ​‍​‍‌‌​ ‌‌‌​‌​​‍ ‍‌ ‌‍‌‍​‌‌‍ ​‌ ‌‌‌‍‌‌​ ‌‍​‍‌‍​‌‌ ​ ‌‍‌‌‌‌‌‌‌ ​‍‌‍ ​​ ‌‌‍‍​‌ ‌​‌ ‌​‌ ​​‌ ​ ​‍‌‌​ ​ ‌​​‌​‍‌‌​ ​‍‌​‌‍​‍‌‌​ ​‍‌​‌‍‌‍ ‍‌‍ ‌ ​‍‌‍‌​‌‍‍‌‌‍​ ​‍ ‌‌‍​‍‌‍‍‌‌ ‌​‌‍‌‌‌ ​ ​‍ ‌‌‍‌ ‌ ​‍‌‍ ‌ ‌‌‌ ​​​‍ ‌‌ ​ ‌ ‌​‌ ‌‌‌‍‌​‌‍‍‌‌‍ ​‍ ‍‌ ‌‍‌‍‌‌‌ ​‍‌‍​ ‌‍‌‌‌‍ ​​‍ ‍‌‍​‌‌ ​​‌ ​​​‍‌‍‌‍‍‌‌‍‌​​ ‌​ ‌‍​ ‌​​ ​ ‌‍‌​​ ‍‌​ ‍‌​ ‌‌‌‍‌‍​‍ ‌​ ​​‌‍‌‍‌‍​‌​ ‌‍​‍ ‌​ ‌​‌‍‌‍​ ‌‌​ ‌​​‍ ‌‌‍​‌​ ​ ​ ​‍​ ‌ ​‍ ‌​ ​‍‌‍‌‌‌‍‌‍‌‍​‌​ ​‍​ ​‍​ ​ ​ ‌ ‌‍‌‌​ ​​​ ​​​ ‌ ​‍‌‍‌ ‌​‌ ‍‌‌ ​​‌‍‌‌​ ‌‌ ‌ ‌‍‌‌‌‍​‍‌ ​ ‌‍‍‌‌ ‌​‌‍‌‌‌​ ‍‌‍​‌‌ ‌‍‌‍‍‌‌‍‌ ‌‍​‌‌ ‌​‌‍‍‌‌‍ ‌‍ ‍‌​‍‌‌ ‌​‌‍‌‌‌‍ ‌​‍‌‍‌ ​​‌‍​‌‌ ‌​‌‍‍​​ ‌‌‍ ​‌‍​‌‌‍​‍‌‍‌‌‌‍ ​​‍‌‌​ ‌‌‌​​‍‌‌ ‌‍‍ ‌‍‌‌‌ ‍‌​‍‌‌​ ​ ‌​‌​​‍‌‌​ ​ ‌​‌​​‍‌‌​ ​‍​ ​‍‌‍‌​‌‍​‌​‍‌‌​ ​‍​ ​‍​‍‌‌​ ‌‌‌​‌​​‍ ‍‌ ‌‍‌‍​‌‌‍ ​‌ ‌‌‌‍‌‌​‍‌‍‌ ​​‌‍‌‌‌ ​‍‌ ​ ‌ ​​‌‍‌‌‌‍​ ‌ ‌​‌‍‍‌‌ ‌‍‌‍‌‌​ ‌‌ ​​‌ ‌‌‌‍​‍‌‍ ​‌‍‍‌‌ ​ ‌‍‍​‌‍‌‌‌‍‌​​‍​‍‌ ‌
Vælg sprog
Find restaurant​​​​‌ ‍ ​‍​‍‌‍ ‌ ​‍‌‍‍‌‌‍‌ ‌‍‍‌‌‍ ‍​‍​‍​ ‍‍​‍​‍‌ ​ ‌‍​‌‌‍ ‍‌‍‍‌‌ ‌​‌ ‍‌​‍ ‍‌‍‍‌‌‍ ​‍​‍​‍ ​​‍​‍‌‍‍​‌ ​‍‌‍‌‌‌‍‌‍​‍​‍​ ‍‍​‍​‍‌‍‍​‌ ‌​‌ ‌​‌ ​​‌ ​ ​ ‍‍​‍ ​‍ ‌‍ ‍‌‍ ‌ ​‍‌‍‌​‌‍‍‌‌‍​ ​‍ ‌‌‍​‍‌‍‍‌‌ ‌​‌‍‌‌‌ ​ ​‍ ‌‌‍‌ ‌ ​‍‌‍ ‌ ‌‌‌ ​​​‍ ‌‌ ​ ‌ ‌​‌ ‌‌‌‍‌​‌‍‍‌‌‍ ​‍ ‍‌ ‌‍‌‍‌‌‌ ​‍‌‍​ ‌‍‌‌‌‍ ​​‍ ‍‌‍​‌‌ ​​‌ ​​​‍ ‌‍‍‌‌‍ ‍‌ ‌​‌‍‌‌‌‍ ‍‌ ‌​​‍ ‌‍‌‌‌‍‌​‌‍‍‌‌ ‌​​‍ ‌‍ ‌‌‍ ‌‍‌​‌‍‌‌​ ‌‌ ​​‌ ​‍‌‍‌‌‌ ​ ‌‍‌‌‌‍ ‍‌ ‌​‌‍​‌‌ ‌​‌‍‍‌‌‍ ‌‍ ‍​ ‍ ‌‍‍‌‌‍‌​​ ‌‌‍​‍​ ​‌​ ‌​​ ‌‍​ ‌ ​ ‍​​ ‍​​ ​‍​‍ ‌​ ‌‍​ ‌‌​ ‌​‌‍‌‍​‍ ‌​ ‌​​ ‌‍​ ​‌​ ‌‍​‍ ‌​ ‍‌​ ‍‌​ ‌‌​ ‌‌​‍ ‌‌‍‌‍​ ‍​‌‍​‍‌‍‌​​ ‍‌​ ​‌‌‍​‍​ ‍​​ ‍​‌‍‌‌​ ​ ​ ‍​​ ‍ ‌ ‌​‌ ‍‌‌ ​​‌‍‌‌​ ‌‌ ‌ ‌‍‌‌‌‍​‍‌ ​ ‌‍‍‌‌ ‌​‌‍‌‌‌​ ‍‌‍​‌‌ ‌‍‌‍‍‌‌‍‌ ‌‍​‌‌ ‌​‌‍‍‌‌‍ ‌‍ ‍‌​‍‌‌ ‌​‌‍‌‌‌‍ ‌​ ‍ ‌ ​​‌‍​‌‌ ‌​‌‍‍​​ ‌‌‍ ​‌‍​‌‌‍​‍‌‍‌‌‌‍ ​​‍‌‌​ ‌‌‌​​‍‌‌ ‌‍‍ ‌‍‌‌‌ ‍‌​‍‌‌​ ​ ‌​‌​​‍‌‌​ ​ ‌​‌​​‍‌‌​ ​‍​ ​‍‌‍‌​‌‍​‌​‍‌‌​ ​‍​ ​‍​‍‌‌​ ‌‌‌​‌​​‍ ‍‌ ‌‍‌‍​‌‌‍ ​‌ ‌‌‌‍‌‌​ ‌‍​‍‌‍​‌‌ ​ ‌‍‌‌‌‌‌‌‌ ​‍‌‍ ​​ ‌‌‍‍​‌ ‌​‌ ‌​‌ ​​‌ ​ ​‍‌‌​ ​ ‌​​‌​‍‌‌​ ​‍‌​‌‍​‍‌‌​ ​‍‌​‌‍‌‍ ‍‌‍ ‌ ​‍‌‍‌​‌‍‍‌‌‍​ ​‍ ‌‌‍​‍‌‍‍‌‌ ‌​‌‍‌‌‌ ​ ​‍ ‌‌‍‌ ‌ ​‍‌‍ ‌ ‌‌‌ ​​​‍ ‌‌ ​ ‌ ‌​‌ ‌‌‌‍‌​‌‍‍‌‌‍ ​‍ ‍‌ ‌‍‌‍‌‌‌ ​‍‌‍​ ‌‍‌‌‌‍ ​​‍ ‍‌‍​‌‌ ​​‌ ​​​‍‌‍‌‍‍‌‌‍‌​​ ‌‌‍​‍​ ​‌​ ‌​​ ‌‍​ ‌ ​ ‍​​ ‍​​ ​‍​‍ ‌​ ‌‍​ ‌‌​ ‌​‌‍‌‍​‍ ‌​ ‌​​ ‌‍​ ​‌​ ‌‍​‍ ‌​ ‍‌​ ‍‌​ ‌‌​ ‌‌​‍ ‌‌‍‌‍​ ‍​‌‍​‍‌‍‌​​ ‍‌​ ​‌‌‍​‍​ ‍​​ ‍​‌‍‌‌​ ​ ​ ‍​​‍‌‍‌ ‌​‌ ‍‌‌ ​​‌‍‌‌​ ‌‌ ‌ ‌‍‌‌‌‍​‍‌ ​ ‌‍‍‌‌ ‌​‌‍‌‌‌​ ‍‌‍​‌‌ ‌‍‌‍‍‌‌‍‌ ‌‍​‌‌ ‌​‌‍‍‌‌‍ ‌‍ ‍‌​‍‌‌ ‌​‌‍‌‌‌‍ ‌​‍‌‍‌ ​​‌‍​‌‌ ‌​‌‍‍​​ ‌‌‍ ​‌‍​‌‌‍​‍‌‍‌‌‌‍ ​​‍‌‌​ ‌‌‌​​‍‌‌ ‌‍‍ ‌‍‌‌‌ ‍‌​‍‌‌​ ​ ‌​‌​​‍‌‌​ ​ ‌​‌​​‍‌‌​ ​‍​ ​‍‌‍‌​‌‍​‌​‍‌‌​ ​‍​ ​‍​‍‌‌​ ‌‌‌​‌​​‍ ‍‌ ‌‍‌‍​‌‌‍ ​‌ ‌‌‌‍‌‌​‍‌‍‌ ​​‌‍‌‌‌ ​‍‌ ​ ‌ ​​‌‍‌‌‌‍​ ‌ ‌​‌‍‍‌‌ ‌‍‌‍‌‌​ ‌‌ ​​‌ ‌‌‌‍​‍‌‍ ​‌‍‍‌‌ ​ ‌‍‍​‌‍‌‌‌‍‌​​‍​‍‌ ‌
Smileyrapport​​​​‌ ‍ ​‍​‍‌‍ ‌ ​‍‌‍‍‌‌‍‌ ‌‍‍‌‌‍ ‍​‍​‍​ ‍‍​‍​‍‌ ​ ‌‍​‌‌‍ ‍‌‍‍‌‌ ‌​‌ ‍‌​‍ ‍‌‍‍‌‌‍ ​‍​‍​‍ ​​‍​‍‌‍‍​‌ ​‍‌‍‌‌‌‍‌‍​‍​‍​ ‍‍​‍​‍‌‍‍​‌ ‌​‌ ‌​‌ ​​‌ ​ ​ ‍‍​‍ ​‍ ‌‍ ‍‌‍ ‌ ​‍‌‍‌​‌‍‍‌‌‍​ ​‍ ‌‌‍​‍‌‍‍‌‌ ‌​‌‍‌‌‌ ​ ​‍ ‌‌‍‌ ‌ ​‍‌‍ ‌ ‌‌‌ ​​​‍ ‌‌ ​ ‌ ‌​‌ ‌‌‌‍‌​‌‍‍‌‌‍ ​‍ ‍‌ ‌‍‌‍‌‌‌ ​‍‌‍​ ‌‍‌‌‌‍ ​​‍ ‍‌‍​‌‌ ​​‌ ​​​‍ ‌‍‍‌‌‍ ‍‌ ‌​‌‍‌‌‌‍ ‍‌ ‌​​‍ ‌‍‌‌‌‍‌​‌‍‍‌‌ ‌​​‍ ‌‍ ‌‌‍ ‌‍‌​‌‍‌‌​ ‌‌ ​​‌ ​‍‌‍‌‌‌ ​ ‌‍‌‌‌‍ ‍‌ ‌​‌‍​‌‌ ‌​‌‍‍‌‌‍ ‌‍ ‍​ ‍ ‌‍‍‌‌‍‌​​ ‌‌‍​‍​ ‌ ​ ​​‌‍‌‍‌‍‌‌​ ‍​‌‍‌‌​ ‌‍​‍ ‌‌‍​ ‌‍‌‌‌‍‌​​ ‌‍​‍ ‌​ ‌​‌‍​‍​ ​ ​ ​‌​‍ ‌​ ‍‌​ ​​‌‍‌‌​ ‌‍​‍ ‌​ ‌‍​ ​ ‌‍‌‌​ ​ ​ ​​‌‍​ ​ ‍‌​ ​​​ ‌​​ ​ ​ ​‍​ ‍​​ ‍ ‌ ‌​‌ ‍‌‌ ​​‌‍‌‌​ ‌‌ ‌ ‌‍‌‌‌‍​‍‌ ​ ‌‍‍‌‌ ‌​‌‍‌‌‌​ ‍‌‍​‌‌ ‌‍‌‍‍‌‌‍‌ ‌‍​‌‌ ‌​‌‍‍‌‌‍ ‌‍ ‍‌​‍‌‌ ‌​‌‍‌‌‌‍ ‌​ ‍ ‌ ​​‌‍​‌‌ ‌​‌‍‍​​ ‌‌‍ ​‌‍​‌‌‍​‍‌‍‌‌‌‍ ​​‍‌‌​ ‌‌‌​​‍‌‌ ‌‍‍ ‌‍‌‌‌ ‍‌​‍‌‌​ ​ ‌​‌​​‍‌‌​ ​ ‌​‌​​‍‌‌​ ​‍​ ​‍‌‍‌​‌‍​‌​‍‌‌​ ​‍​ ​‍​‍‌‌​ ‌‌‌​‌​​‍ ‍‌ ‌‍‌‍​‌‌‍ ​‌ ‌‌‌‍‌‌​ ‌‍​‍‌‍​‌‌ ​ ‌‍‌‌‌‌‌‌‌ ​‍‌‍ ​​ ‌‌‍‍​‌ ‌​‌ ‌​‌ ​​‌ ​ ​‍‌‌​ ​ ‌​​‌​‍‌‌​ ​‍‌​‌‍​‍‌‌​ ​‍‌​‌‍‌‍ ‍‌‍ ‌ ​‍‌‍‌​‌‍‍‌‌‍​ ​‍ ‌‌‍​‍‌‍‍‌‌ ‌​‌‍‌‌‌ ​ ​‍ ‌‌‍‌ ‌ ​‍‌‍ ‌ ‌‌‌ ​​​‍ ‌‌ ​ ‌ ‌​‌ ‌‌‌‍‌​‌‍‍‌‌‍ ​‍ ‍‌ ‌‍‌‍‌‌‌ ​‍‌‍​ ‌‍‌‌‌‍ ​​‍ ‍‌‍​‌‌ ​​‌ ​​​‍‌‍‌‍‍‌‌‍‌​​ ‌‌‍​‍​ ‌ ​ ​​‌‍‌‍‌‍‌‌​ ‍​‌‍‌‌​ ‌‍​‍ ‌‌‍​ ‌‍‌‌‌‍‌​​ ‌‍​‍ ‌​ ‌​‌‍​‍​ ​ ​ ​‌​‍ ‌​ ‍‌​ ​​‌‍‌‌​ ‌‍​‍ ‌​ ‌‍​ ​ ‌‍‌‌​ ​ ​ ​​‌‍​ ​ ‍‌​ ​​​ ‌​​ ​ ​ ​‍​ ‍​​‍‌‍‌ ‌​‌ ‍‌‌ ​​‌‍‌‌​ ‌‌ ‌ ‌‍‌‌‌‍​‍‌ ​ ‌‍‍‌‌ ‌​‌‍‌‌‌​ ‍‌‍​‌‌ ‌‍‌‍‍‌‌‍‌ ‌‍​‌‌ ‌​‌‍‍‌‌‍ ‌‍ ‍‌​‍‌‌ ‌​‌‍‌‌‌‍ ‌​‍‌‍‌ ​​‌‍​‌‌ ‌​‌‍‍​​ ‌‌‍ ​‌‍​‌‌‍​‍‌‍‌‌‌‍ ​​‍‌‌​ ‌‌‌​​‍‌‌ ‌‍‍ ‌‍‌‌‌ ‍‌​‍‌‌​ ​ ‌​‌​​‍‌‌​ ​ ‌​‌​​‍‌‌​ ​‍​ ​‍‌‍‌​‌‍​‌​‍‌‌​ ​‍​ ​‍​‍‌‌​ ‌‌‌​‌​​‍ ‍‌ ‌‍‌‍​‌‌‍ ​‌ ‌‌‌‍‌‌​‍‌‍‌ ​​‌‍‌‌‌ ​‍‌ ​ ‌ ​​‌‍‌‌‌‍​ ‌ ‌​‌‍‍‌‌ ‌‍‌‍‌‌​ ‌‌ ​​‌ ‌‌‌‍​‍‌‍ ​‌‍‍‌‌ ​ ‌‍‍​‌‍‌‌‌‍‌​​‍​‍‌ ‌
Allergener​​​​‌ ‍ ​‍​‍‌‍ ‌ ​‍‌‍‍‌‌‍‌ ‌‍‍‌‌‍ ‍​‍​‍​ ‍‍​‍​‍‌ ​ ‌‍​‌‌‍ ‍‌‍‍‌‌ ‌​‌ ‍‌​‍ ‍‌‍‍‌‌‍ ​‍​‍​‍ ​​‍​‍‌‍‍​‌ ​‍‌‍‌‌‌‍‌‍​‍​‍​ ‍‍​‍​‍‌‍‍​‌ ‌​‌ ‌​‌ ​​‌ ​ ​ ‍‍​‍ ​‍ ‌‍ ‍‌‍ ‌ ​‍‌‍‌​‌‍‍‌‌‍​ ​‍ ‌‌‍​‍‌‍‍‌‌ ‌​‌‍‌‌‌ ​ ​‍ ‌‌‍‌ ‌ ​‍‌‍ ‌ ‌‌‌ ​​​‍ ‌‌ ​ ‌ ‌​‌ ‌‌‌‍‌​‌‍‍‌‌‍ ​‍ ‍‌ ‌‍‌‍‌‌‌ ​‍‌‍​ ‌‍‌‌‌‍ ​​‍ ‍‌‍​‌‌ ​​‌ ​​​‍ ‌‍‍‌‌‍ ‍‌ ‌​‌‍‌‌‌‍ ‍‌ ‌​​‍ ‌‍‌‌‌‍‌​‌‍‍‌‌ ‌​​‍ ‌‍ ‌‌‍ ‌‍‌​‌‍‌‌​ ‌‌ ​​‌ ​‍‌‍‌‌‌ ​ ‌‍‌‌‌‍ ‍‌ ‌​‌‍​‌‌ ‌​‌‍‍‌‌‍ ‌‍ ‍​ ‍ ‌‍‍‌‌‍‌​​ ‌​ ‌​​ ‍​​ ‌ ‌‍​‍​ ‌​​ ​‌​ ​​‌‍‌​​‍ ‌‌‍‌​​ ‍​‌‍​‍‌‍​‍​‍ ‌​ ‌​‌‍‌‍​ ​​​ ‌​​‍ ‌‌‍​‍​ ‌ ​ ‌ ​ ​ ​‍ ‌​ ‌‍​ ‍‌‌‍‌‍​ ‌​​ ‍​‌‍​ ​ ​‌‌‍‌‍‌‍​ ‌‍‌‍​ ‌‍​ ‌‌​ ‍ ‌ ‌​‌ ‍‌‌ ​​‌‍‌‌​ ‌‌ ‌ ‌‍‌‌‌‍​‍‌ ​ ‌‍‍‌‌ ‌​‌‍‌‌‌​ ‍‌‍​‌‌ ‌‍‌‍‍‌‌‍‌ ‌‍​‌‌ ‌​‌‍‍‌‌‍ ‌‍ ‍‌​‍‌‌ ‌​‌‍‌‌‌‍ ‌​ ‍ ‌ ​​‌‍​‌‌ ‌​‌‍‍​​ ‌‌‍ ​‌‍​‌‌‍​‍‌‍‌‌‌‍ ​​‍‌‌​ ‌‌‌​​‍‌‌ ‌‍‍ ‌‍‌‌‌ ‍‌​‍‌‌​ ​ ‌​‌​​‍‌‌​ ​ ‌​‌​​‍‌‌​ ​‍​ ​‍‌‍‌​‌‍​‌​‍‌‌​ ​‍​ ​‍​‍‌‌​ ‌‌‌​‌​​‍ ‍‌ ‌‍‌‍​‌‌‍ ​‌ ‌‌‌‍‌‌​ ‌‍​‍‌‍​‌‌ ​ ‌‍‌‌‌‌‌‌‌ ​‍‌‍ ​​ ‌‌‍‍​‌ ‌​‌ ‌​‌ ​​‌ ​ ​‍‌‌​ ​ ‌​​‌​‍‌‌​ ​‍‌​‌‍​‍‌‌​ ​‍‌​‌‍‌‍ ‍‌‍ ‌ ​‍‌‍‌​‌‍‍‌‌‍​ ​‍ ‌‌‍​‍‌‍‍‌‌ ‌​‌‍‌‌‌ ​ ​‍ ‌‌‍‌ ‌ ​‍‌‍ ‌ ‌‌‌ ​​​‍ ‌‌ ​ ‌ ‌​‌ ‌‌‌‍‌​‌‍‍‌‌‍ ​‍ ‍‌ ‌‍‌‍‌‌‌ ​‍‌‍​ ‌‍‌‌‌‍ ​​‍ ‍‌‍​‌‌ ​​‌ ​​​‍‌‍‌‍‍‌‌‍‌​​ ‌​ ‌​​ ‍​​ ‌ ‌‍​‍​ ‌​​ ​‌​ ​​‌‍‌​​‍ ‌‌‍‌​​ ‍​‌‍​‍‌‍​‍​‍ ‌​ ‌​‌‍‌‍​ ​​​ ‌​​‍ ‌‌‍​‍​ ‌ ​ ‌ ​ ​ ​‍ ‌​ ‌‍​ ‍‌‌‍‌‍​ ‌​​ ‍​‌‍​ ​ ​‌‌‍‌‍‌‍​ ‌‍‌‍​ ‌‍​ ‌‌​‍‌‍‌ ‌​‌ ‍‌‌ ​​‌‍‌‌​ ‌‌ ‌ ‌‍‌‌‌‍​‍‌ ​ ‌‍‍‌‌ ‌​‌‍‌‌‌​ ‍‌‍​‌‌ ‌‍‌‍‍‌‌‍‌ ‌‍​‌‌ ‌​‌‍‍‌‌‍ ‌‍ ‍‌​‍‌‌ ‌​‌‍‌‌‌‍ ‌​‍‌‍‌ ​​‌‍​‌‌ ‌​‌‍‍​​ ‌‌‍ ​‌‍​‌‌‍​‍‌‍‌‌‌‍ ​​‍‌‌​ ‌‌‌​​‍‌‌ ‌‍‍ ‌‍‌‌‌ ‍‌​‍‌‌​ ​ ‌​‌​​‍‌‌​ ​ ‌​‌​​‍‌‌​ ​‍​ ​‍‌‍‌​‌‍​‌​‍‌‌​ ​‍​ ​‍​‍‌‌​ ‌‌‌​‌​​‍ ‍‌ ‌‍‌‍​‌‌‍ ​‌ ‌‌‌‍‌‌​‍‌‍‌ ​​‌‍‌‌‌ ​‍‌ ​ ‌ ​​‌‍‌‌‌‍​ ‌ ‌​‌‍‍‌‌ ‌‍‌‍‌‌​ ‌‌ ​​‌ ‌‌‌‍​‍‌‍ ​‌‍‍‌‌ ​ ‌‍‍​‌‍‌‌‌‍‌​​‍​‍‌ ‌
Privatlivspolitik​​​​‌ ‍ ​‍​‍‌‍ ‌ ​‍‌‍‍‌‌‍‌ ‌‍‍‌‌‍ ‍​‍​‍​ ‍‍​‍​‍‌ ​ ‌‍​‌‌‍ ‍‌‍‍‌‌ ‌​‌ ‍‌​‍ ‍‌‍‍‌‌‍ ​‍​‍​‍ ​​‍​‍‌‍‍​‌ ​‍‌‍‌‌‌‍‌‍​‍​‍​ ‍‍​‍​‍‌‍‍​‌ ‌​‌ ‌​‌ ​​‌ ​ ​ ‍‍​‍ ​‍ ‌‍ ‍‌‍ ‌ ​‍‌‍‌​‌‍‍‌‌‍​ ​‍ ‌‌‍​‍‌‍‍‌‌ ‌​‌‍‌‌‌ ​ ​‍ ‌‌‍‌ ‌ ​‍‌‍ ‌ ‌‌‌ ​​​‍ ‌‌ ​ ‌ ‌​‌ ‌‌‌‍‌​‌‍‍‌‌‍ ​‍ ‍‌ ‌‍‌‍‌‌‌ ​‍‌‍​ ‌‍‌‌‌‍ ​​‍ ‍‌‍​‌‌ ​​‌ ​​​‍ ‌‍‍‌‌‍ ‍‌ ‌​‌‍‌‌‌‍ ‍‌ ‌​​‍ ‌‍‌‌‌‍‌​‌‍‍‌‌ ‌​​‍ ‌‍ ‌‌‍ ‌‍‌​‌‍‌‌​ ‌‌ ​​‌ ​‍‌‍‌‌‌ ​ ‌‍‌‌‌‍ ‍‌ ‌​‌‍​‌‌ ‌​‌‍‍‌‌‍ ‌‍ ‍​ ‍ ‌‍‍‌‌‍‌​​ ‌​ ‍‌​ ‍​‌‍​‍‌‍‌​‌‍​‍​ ‌​​ ‌ ​ ​‍​‍ ‌‌‍‌​‌‍​ ‌‍‌‌‌‍‌‍​‍ ‌​ ‌​​ ‍​​ ​‍​ ‌‍​‍ ‌‌‍​‌‌‍​ ‌‍​ ​ ‌ ​‍ ‌​ ​ ​ ​ ​ ‌‌​ ​​‌‍​‌​ ‌‌​ ​‍‌‍​ ‌‍‌​​ ‌​‌‍‌‌​ ‌‌​ ‍ ‌ ‌​‌ ‍‌‌ ​​‌‍‌‌​ ‌‌ ‌ ‌‍‌‌‌‍​‍‌ ​ ‌‍‍‌‌ ‌​‌‍‌‌‌​ ‍‌‍​‌‌ ‌‍‌‍‍‌‌‍‌ ‌‍​‌‌ ‌​‌‍‍‌‌‍ ‌‍ ‍‌​‍‌‌ ‌​‌‍‌‌‌‍ ‌​ ‍ ‌ ​​‌‍​‌‌ ‌​‌‍‍​​ ‌‌‍ ​‌‍​‌‌‍​‍‌‍‌‌‌‍ ​​‍‌‌​ ‌‌‌​​‍‌‌ ‌‍‍ ‌‍‌‌‌ ‍‌​‍‌‌​ ​ ‌​‌​​‍‌‌​ ​ ‌​‌​​‍‌‌​ ​‍​ ​‍‌‍‌​‌‍​‌​‍‌‌​ ​‍​ ​‍​‍‌‌​ ‌‌‌​‌​​‍ ‍‌ ‌‍‌‍​‌‌‍ ​‌ ‌‌‌‍‌‌​ ‌‍​‍‌‍​‌‌ ​ ‌‍‌‌‌‌‌‌‌ ​‍‌‍ ​​ ‌‌‍‍​‌ ‌​‌ ‌​‌ ​​‌ ​ ​‍‌‌​ ​ ‌​​‌​‍‌‌​ ​‍‌​‌‍​‍‌‌​ ​‍‌​‌‍‌‍ ‍‌‍ ‌ ​‍‌‍‌​‌‍‍‌‌‍​ ​‍ ‌‌‍​‍‌‍‍‌‌ ‌​‌‍‌‌‌ ​ ​‍ ‌‌‍‌ ‌ ​‍‌‍ ‌ ‌‌‌ ​​​‍ ‌‌ ​ ‌ ‌​‌ ‌‌‌‍‌​‌‍‍‌‌‍ ​‍ ‍‌ ‌‍‌‍‌‌‌ ​‍‌‍​ ‌‍‌‌‌‍ ​​‍ ‍‌‍​‌‌ ​​‌ ​​​‍‌‍‌‍‍‌‌‍‌​​ ‌​ ‍‌​ ‍​‌‍​‍‌‍‌​‌‍​‍​ ‌​​ ‌ ​ ​‍​‍ ‌‌‍‌​‌‍​ ‌‍‌‌‌‍‌‍​‍ ‌​ ‌​​ ‍​​ ​‍​ ‌‍​‍ ‌‌‍​‌‌‍​ ‌‍​ ​ ‌ ​‍ ‌​ ​ ​ ​ ​ ‌‌​ ​​‌‍​‌​ ‌‌​ ​‍‌‍​ ‌‍‌​​ ‌​‌‍‌‌​ ‌‌​‍‌‍‌ ‌​‌ ‍‌‌ ​​‌‍‌‌​ ‌‌ ‌ ‌‍‌‌‌‍​‍‌ ​ ‌‍‍‌‌ ‌​‌‍‌‌‌​ ‍‌‍​‌‌ ‌‍‌‍‍‌‌‍‌ ‌‍​‌‌ ‌​‌‍‍‌‌‍ ‌‍ ‍‌​‍‌‌ ‌​‌‍‌‌‌‍ ‌​‍‌‍‌ ​​‌‍​‌‌ ‌​‌‍‍​​ ‌‌‍ ​‌‍​‌‌‍​‍‌‍‌‌‌‍ ​​‍‌‌​ ‌‌‌​​‍‌‌ ‌‍‍ ‌‍‌‌‌ ‍‌​‍‌‌​ ​ ‌​‌​​‍‌‌​ ​ ‌​‌​​‍‌‌​ ​‍​ ​‍‌‍‌​‌‍​‌​‍‌‌​ ​‍​ ​‍​‍‌‌​ ‌‌‌​‌​​‍ ‍‌ ‌‍‌‍​‌‌‍ ​‌ ‌‌‌‍‌‌​‍‌‍‌ ​​‌‍‌‌‌ ​‍‌ ​ ‌ ​​‌‍‌‌‌‍​ ‌ ‌​‌‍‍‌‌ ‌‍‌‍‌‌​ ‌‌ ​​‌ ‌‌‌‍​‍‌‍ ​‌‍‍‌‌ ​ ‌‍‍​‌‍‌‌‌‍‌​​‍​‍‌ ‌